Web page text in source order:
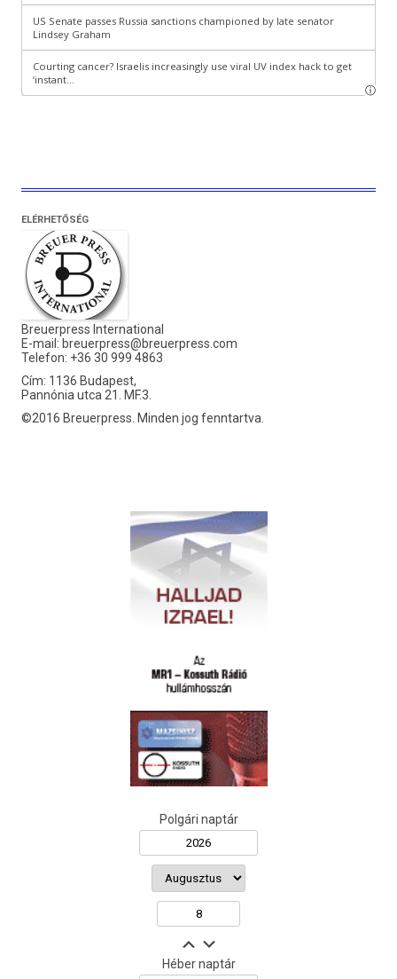
ELÉRHETŐSÉG
Breuerpress International
E-mail: breuerpress@breuerpress.com
Telefon: +36 30 999 4863
Cím: 1136 Budapest,
Pannónia utca 21. MF.3.
©2016 Breuerpress. Minden jog fenntartva.
Polgári naptár
Héber naptár